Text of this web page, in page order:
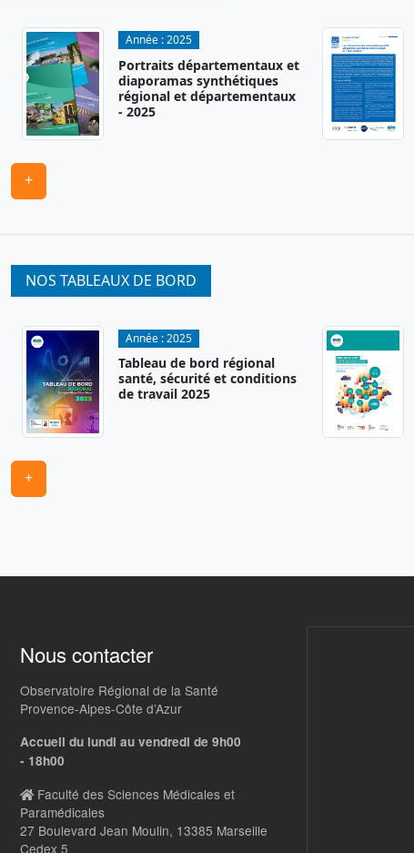
Année :2025
Portraits départementaux et
diaporamas synthétiques
régional et départementaux
- 2025
+
NOS TABLEAUX DE BORD
Année :2025
Tableau de bord régional
santé, sécurité et conditions
de travail 2025
+
Nous contacter
Observatoire Régional de la Santé
Provence-Alpes-Côte d’Azur
Accueil du lundi au vendredi de 9h00
- 18h00
Faculté des Sciences Médicales et
Paramédicales
27 Boulevard Jean Moulin, 13385 Marseille
Cedex 5